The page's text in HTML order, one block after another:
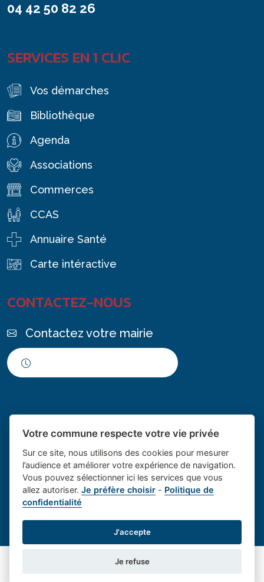
04 42 50 82 26
SERVICES EN 1 CLIC
Vos démarches
Bibliothèque
Agenda
Associations
Commerces
CCAS
Annuaire Santé
Carte intéractive
CONTACTEZ-NOUS
Contactez votre mairie
Place du village la solution web
et appli des collectivités
- Le village de
Mentions légales- Gestion des cookies
Votre commune respecte votre vie privée
Sur ce site, nous utilisons des cookies pour mesurer
l’audience et améliorer votre expérience de navigation.
Vous pouvez sélectionner ici les services que vous
allez autoriser.Je préfère choisir - Politique de
confidentialité
J'accepte
Je refuse